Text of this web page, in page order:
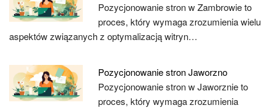
Pozycjonowanie stron w Zambrowie to
proces, który wymaga zrozumienia wielu
aspektów związanych z optymalizacją witryn…
Pozycjonowanie stron Jaworzno
Pozycjonowanie stron w Jaworznie to
proces, który wymaga zrozumienia